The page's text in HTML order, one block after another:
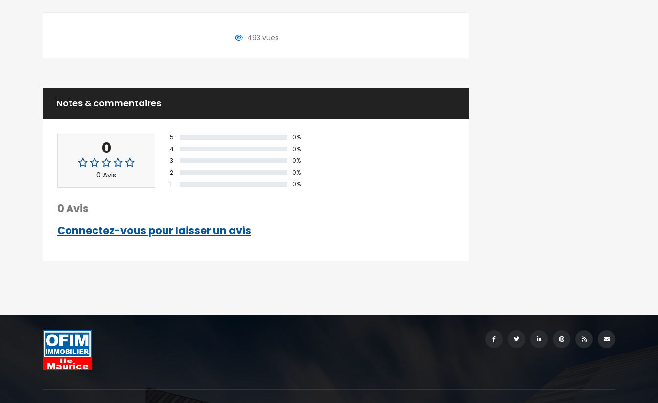
493 vues
Notes & commentaires
0
0 Avis
5
0%
4
0%
3
0%
2
0%
1
0%
0 Avis
Connectez-vous pour laisser un avis